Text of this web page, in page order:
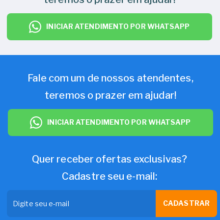
INICIAR ATENDIMENTO POR WHATSAPP
Fale com um de nossos atendentes,
teremos o prazer em ajudar!
INICIAR ATENDIMENTO POR WHATSAPP
Quer receber ofertas exclusivas?
Cadastre seu e-mail:
CADASTRAR